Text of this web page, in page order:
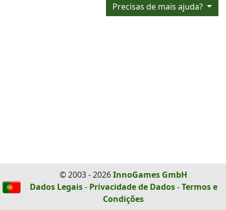
Precisas de mais ajuda?
© 2003 - 2026InnoGames GmbH
Dados Legais- Privacidade de Dados-Termos e
Condições